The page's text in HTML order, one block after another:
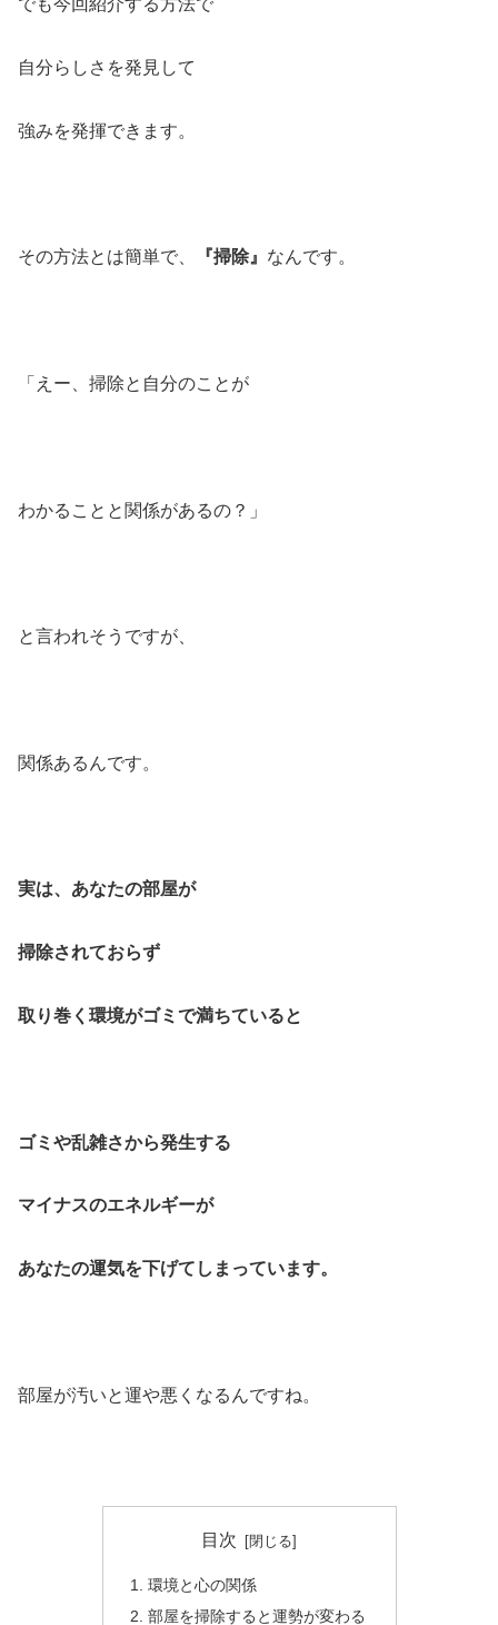
でも今回紹介する方法で
自分らしさを発見して
強みを発揮できます。
その方法とは簡単で、 『掃除』 なんです。
「えー、掃除と自分のことが
わかることと関係があるの？」
と言われそうですが、
関係あるんです。
実は、あなたの部屋が
掃除されておらず
取り巻く環境がゴミで満ちていると
ゴミや乱雑さから発生する
マイナスのエネルギーが
あなたの運気を下げてしまっています。
部屋が汚いと運や悪くなるんですね。
目次
環境と心の関係
部屋を掃除すると運勢が変わる